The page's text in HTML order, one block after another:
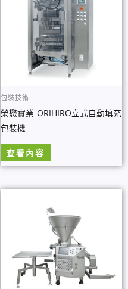
包裝技術
榮懋實業-ORIHIRO立式自動填充
包裝機
查看內容